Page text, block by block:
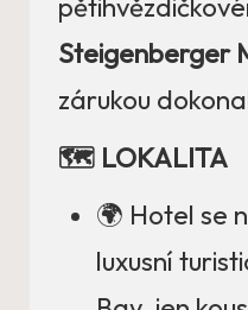
Steigenberger
zárukou
🗺️ LOKALITA
🌍 Hotel se
luxusní